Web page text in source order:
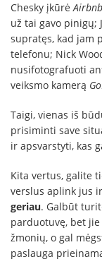
Chesky įkūrėAirbnb
už tai gavo pinigų;
supratęs, kad jam
telefonu; Nick
nusifotografuoti
veiksmo kamerą
Taigi, vienas iš
prisiminti save
ir apsvarstyti, kas
Kita vertus, galite
verslus aplink jus
geriau. Galbūt
parduotuvę, bet
žmonių, o gal
paslauga